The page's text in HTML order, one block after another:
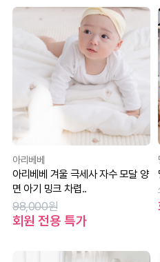
아리베베
아리베베 겨울 극세사 자수 모달 양
면 아기 밍크 차렵..
98,000원
회원 전용 특가